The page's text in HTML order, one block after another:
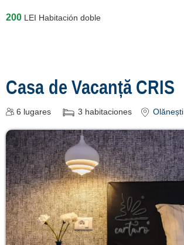
200 LEI Habitación doble
Casa de Vacanță CRIS
6 lugares 3 habitaciones Olănești